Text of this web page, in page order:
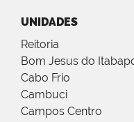
UNIDADES
Reitoria
Bom Jesus do
Cabo Frio
Cambuci
Campos Centro